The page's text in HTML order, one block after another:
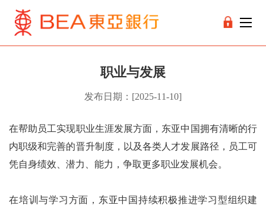
职业与发展
发布日期：[2025-11-10]
在帮助员工实现职业生涯发展方面，东亚中国拥有清晰的行
内职级和完善的晋升制度，以及各类人才发展路径，员工可
凭自身绩效、潜力、能力，争取更多职业发展机会。
在培训与学习方面，东亚中国持续积极推进学习型组织建